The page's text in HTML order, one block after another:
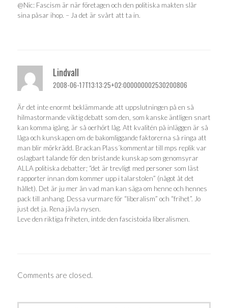
@Nic: Fascism är när företagen och den politiska makten slår
sina påsar ihop. – Ja det är svårt att ta in.
Lindvall
2008-06-17T13:13:25+02:000000002530200806
Är det inte enormt beklämmande att uppslutningen på en så
hilmastormande viktig debatt som den, som kanske äntligen snart
kan komma igång, är så oerhört låg. Att kvalitén på inläggen är så
låga och kunskapen om de bakomliggande faktorerna så ringa att
man blir mörkrädd. Brackan Plass´kommentar till mps replik var
oslagbart talande för den bristande kunskap som genomsyrar
ALLA politiska debatter; “det är trevligt med personer som läst
rapporter innan dom kommer upp i talarstolen” (något åt det
hållet). Det är ju mer än vad man kan säga om henne och hennes
pack till anhang. Dessa vurmare för “liberalism” och “frihet”. Jo
just det ja. Rena jävla nysen.
Leve den riktiga friheten, intde den fascistoida liberalismen.
Comments are closed.